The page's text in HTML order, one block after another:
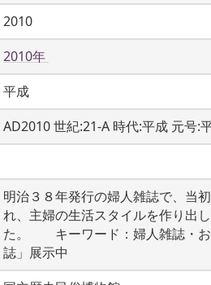
2010
2010年
平成
AD2010 世紀:21-A 時代:平成 元号:
明治３８年発行の婦人雑誌で、当
れ、主婦の生活スタイルを作り出
た。　　キーワード：婦人雑誌・
誌」展示中